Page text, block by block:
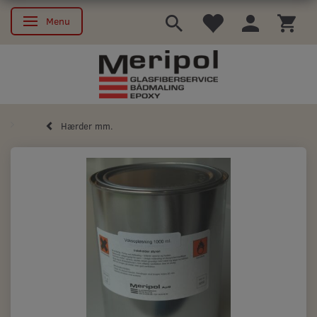
Skifte navigation
Menu
Hærder mm.